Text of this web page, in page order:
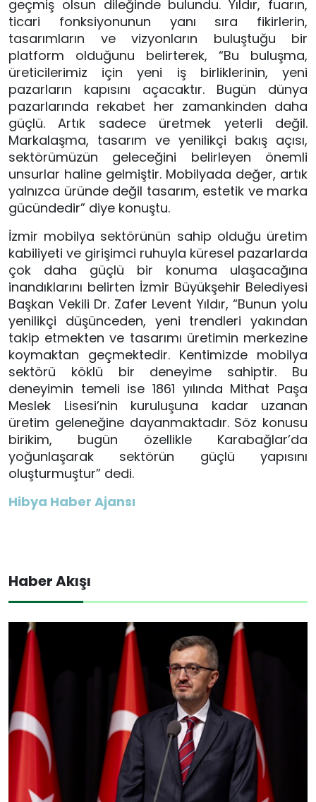
geçmiş olsun dileğinde bulundu. Yıldır, fuarın,
ticari fonksiyonunun yanı sıra fikirlerin,
tasarımların ve vizyonların buluştuğu bir
platform olduğunu belirterek, “Bu buluşma,
üreticilerimiz için yeni iş birliklerinin, yeni
pazarların kapısını açacaktır. Bugün dünya
pazarlarında rekabet her zamankinden daha
güçlü. Artık sadece üretmek yeterli değil.
Markalaşma, tasarım ve yenilikçi bakış açısı,
sektörümüzün geleceğini belirleyen önemli
unsurlar haline gelmiştir. Mobilyada değer, artık
yalnızca üründe değil tasarım, estetik ve marka
gücündedir” diye konuştu.
İzmir mobilya sektörünün sahip olduğu üretim
kabiliyeti ve girişimci ruhuyla küresel pazarlarda
çok daha güçlü bir konuma ulaşacağına
inandıklarını belirten İzmir Büyükşehir Belediyesi
Başkan Vekili Dr. Zafer Levent Yıldır, “Bunun yolu
yenilikçi düşünceden, yeni trendleri yakından
takip etmekten ve tasarımı üretimin merkezine
koymaktan geçmektedir. Kentimizde mobilya
sektörü köklü bir deneyime sahiptir. Bu
deneyimin temeli ise 1861 yılında Mithat Paşa
Meslek Lisesi’nin kuruluşuna kadar uzanan
üretim geleneğine dayanmaktadır. Söz konusu
birikim, bugün özellikle Karabağlar’da
yoğunlaşarak sektörün güçlü yapısını
oluşturmuştur” dedi.
Hibya Haber Ajansı
Haber Akışı